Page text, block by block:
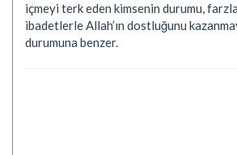
içmeyi terk eden kimsenin durumu,
ibadetlerle Allah’ın dostluğunu
durumuna benzer.